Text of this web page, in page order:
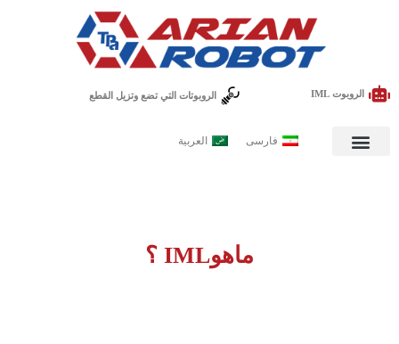
الروبوت IML الروبوتات التي تضع وتزيل القطع
فارسی العربية
ماهوIML ؟